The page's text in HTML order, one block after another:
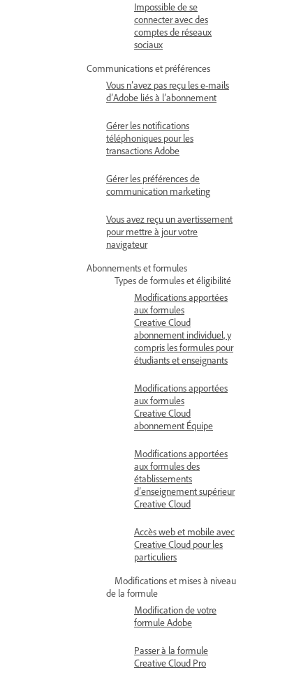
Impossible de se
connecter avec des
comptes de réseaux
sociaux
Communications et préférences
Vous n’avez pas reçu les e-mails
d’Adobe liés à l’abonnement
Gérer les notifications
téléphoniques pour les
transactions Adobe
Gérer les préférences de
communication marketing
Vous avez reçu un avertissement
pour mettre à jour votre
navigateur
Abonnements et formules
Types de formules et éligibilité
Modifications apportées
aux formules
Creative Cloud
abonnement individuel, y
compris les formules pour
étudiants et enseignants
Modifications apportées
aux formules
Creative Cloud
abonnement Équipe
Modifications apportées
aux formules des
établissements
d’enseignement supérieur
Creative Cloud
Accès web et mobile avec
Creative Cloud pour les
particuliers
Modifications et mises à niveau
de la formule
Modification de votre
formule Adobe
Passer à la formule
Creative Cloud Pro